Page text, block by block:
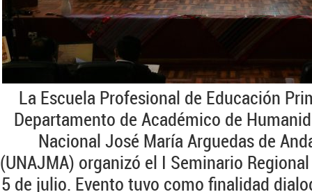
La Escuela Profesional de Educación
Departamento de Académico de
Nacional José María Arguedas de
(UNAJMA) organizó el I Seminario
5 de julio. Evento tuvo como finalidad